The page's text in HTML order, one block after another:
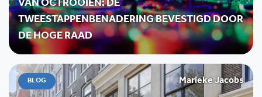
VAN OCTROOIEN: DE
TWEESTAPPENBENADERING BEVESTIGD DOOR
DE HOGE RAAD
BLOG Marieke Jacobs